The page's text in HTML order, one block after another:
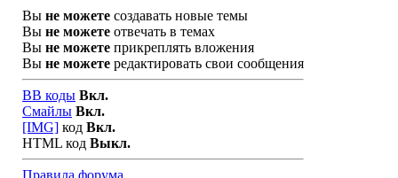
Вы не можете создавать новые темы
Вы не можете отвечать в темах
Вы не можете прикреплять вложения
Вы не можете редактировать свои сообщения
BB коды Вкл.
Смайлы Вкл.
[IMG] код Вкл.
HTML код Выкл.
Правила форума